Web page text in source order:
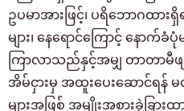
ဥပမာအားဖြင့်၊ ပရိဘောဂထား
များ၊ နေရောင်ကြောင့် နောက်ခံပုံ
ကြာလာသည်နှင့်အမျှ တာတာမီဖ
အိမ်ငှားမှ အထူးပေးဆောင်ရန်
များအဖြစ် အမျိုးအစားခွဲခြ